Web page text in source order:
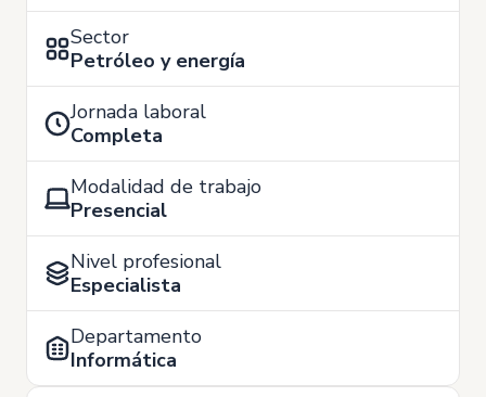
Sector
Petróleo y energía
Jornada laboral
Completa
Modalidad de trabajo
Presencial
Nivel profesional
Especialista
Departamento
Informática